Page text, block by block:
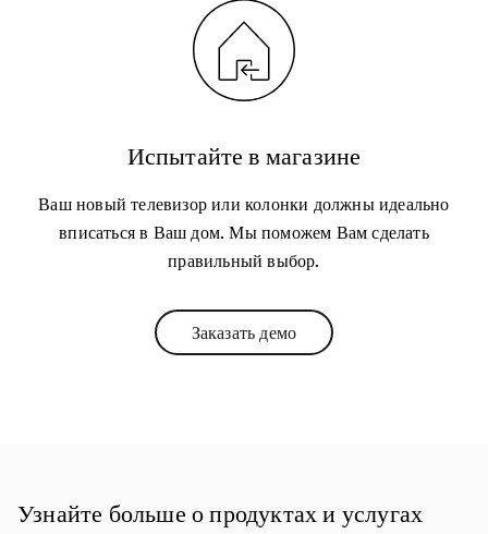
Испытайте в магазине
Ваш новый телевизор или колонки должны идеально
вписаться в Ваш дом. Мы поможем Вам сделать
правильный выбор.
Заказать демоLink Opens in New Tab
Узнайте больше о продуктах и услугах